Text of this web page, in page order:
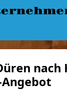
Angebot